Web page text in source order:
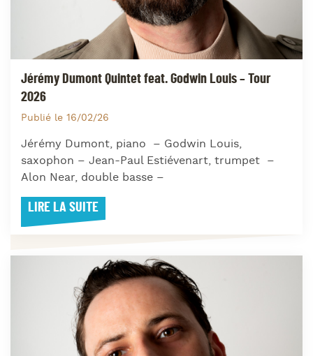
Jérémy Dumont Quintet feat. Godwin Louis – Tour
2026
Publié le 16/02/26
Jérémy Dumont, piano – Godwin Louis,
saxophon – Jean-Paul Estiévenart, trumpet –
Alon Near, double basse –
LIRE LA SUITE